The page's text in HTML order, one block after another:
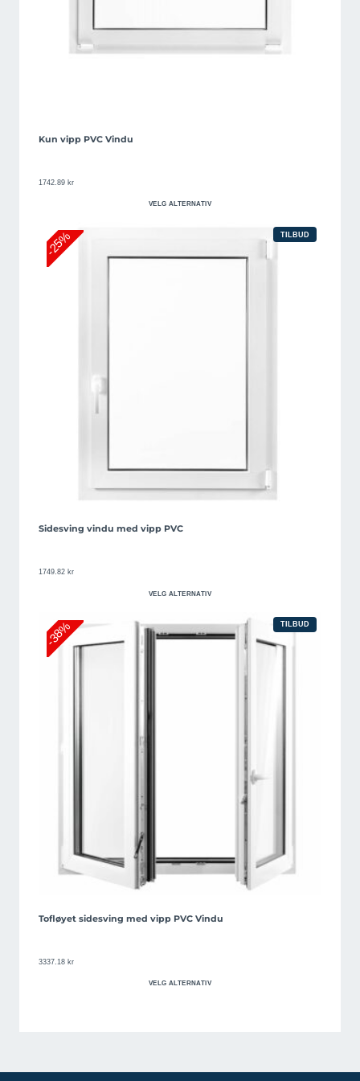
Kun vipp PVC Vindu
1742.89 kr
VELG ALTERNATIV
-25%
Sidesving vindu med vipp PVC
TILBUD
PÅ
1749.82 kr
VELG ALTERNATIV
-38%
Tofløyet sidesving med vipp PVC Vindu
TILBUD
PÅ
3337.18 kr
VELG ALTERNATIV